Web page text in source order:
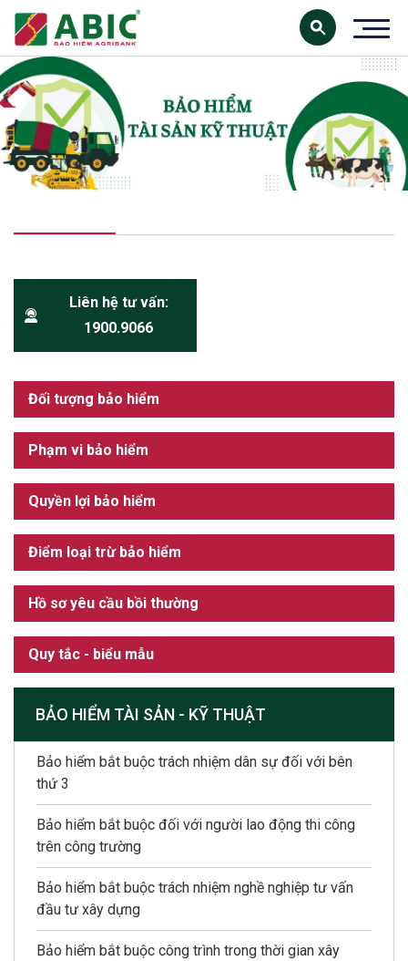
Liên hệ tư vấn:
1900.9066
Đối tượng bảo hiểm
Phạm vi bảo hiểm
Quyền lợi bảo hiểm
Điểm loại trừ bảo hiểm
Hồ sơ yêu cầu bồi thường
Quy tắc - biểu mẫu
BẢO HIỂM TÀI SẢN - KỸ THUẬT
Bảo hiểm bắt buộc trách nhiệm dân sự đối với bên
thứ 3
Bảo hiểm bắt buộc đối với người lao động thi công
trên công trường
Bảo hiểm bắt buộc trách nhiệm nghề nghiệp tư vấn
đầu tư xây dựng
Bảo hiểm bắt buộc công trình trong thời gian xây